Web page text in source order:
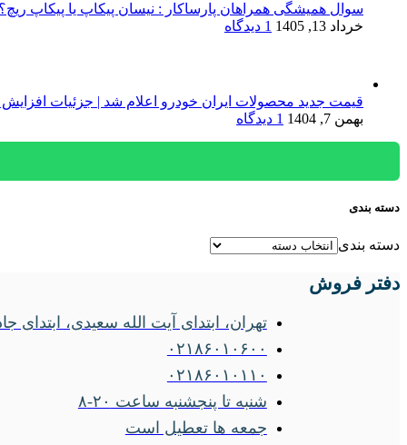
سوال همیشگی همراهان پارساکار : نیسان پیکاپ یا پیکاپ
خرداد 13, 1405
1 دیدگاه
قیمت جدید محصولات ایران خودرو اعلام شد | جزئیات
بهمن 7, 1404
1 دیدگاه
دسته بندی
دسته بندی
دفتر فروش
تهران، ابتدای آیت الله سعیدی، ابتدای جاده
۰۲۱۸۶۰۱۰۶۰۰
۰۲۱۸۶۰۱۰۱۱۰
شنبه تا پنجشنبه ساعت ۲۰-۸
جمعه ها تعطیل است